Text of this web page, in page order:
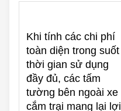
Khi tính các chi phí
toàn diện trong suốt
thời gian sử dụng
đầy đủ, các tấm
tường bên ngoài xe
cắm trại mang lại lợi